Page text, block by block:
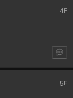
4F
5 F